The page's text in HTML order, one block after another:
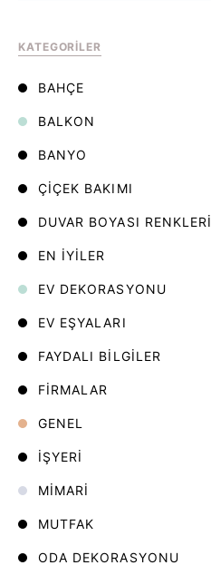
KATEGORILER
BAHÇE
BALKON
BANYO
ÇIÇEK BAKIMI
DUVAR BOYASI RENKLERI
EN İYILER
EV DEKORASYONU
EV EŞYALARI
FAYDALI BILGILER
FIRMALAR
GENEL
İŞYERI
MIMARI
MUTFAK
ODA DEKORASYONU